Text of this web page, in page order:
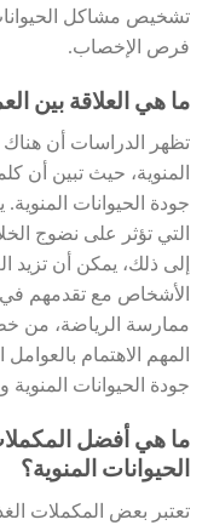
تشخيص مشاكل الحيوانات
فرص الإخصاب.
ما هي العلاقة بين
تظهر الدراسات أن هناك
المنوية، حيث تبين أن
جودة الحيوانات المنوية.
التي تؤثر على نضوج
إلى ذلك، يمكن أن تزيد
الأشخاص مع تقدمهم في
ممارسة الرياضة، من
المهم الاهتمام
جودة الحيوانات
ما هي أفضل
الحيوانات المنوية؟
تعتبر بعض المكملات